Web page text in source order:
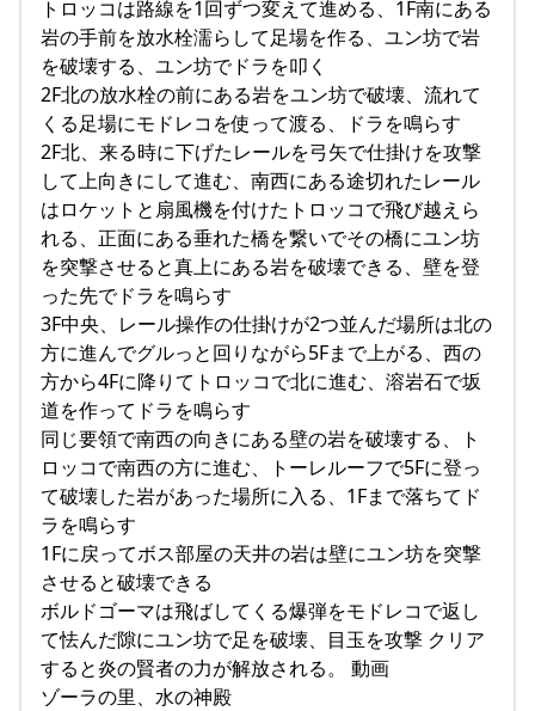
トロッコは路線を1回ずつ変えて進める、1F南にある
岩の手前を放水栓濡らして足場を作る、ユン坊で岩
を破壊する、ユン坊でドラを叩く
2F北の放水栓の前にある岩をユン坊で破壊、流れて
くる足場にモドレコを使って渡る、ドラを鳴らす
2F北、来る時に下げたレールを弓矢で仕掛けを攻撃
して上向きにして進む、南西にある途切れたレール
はロケットと扇風機を付けたトロッコで飛び越えら
れる、正面にある垂れた橋を繋いでその橋にユン坊
を突撃させると真上にある岩を破壊できる、壁を登
った先でドラを鳴らす
3F中央、レール操作の仕掛けが2つ並んだ場所は北の
方に進んでグルっと回りながら5Fまで上がる、西の
方から4Fに降りてトロッコで北に進む、溶岩石で坂
道を作ってドラを鳴らす
同じ要領で南西の向きにある壁の岩を破壊する、ト
ロッコで南西の方に進む、トーレルーフで5Fに登っ
て破壊した岩があった場所に入る、1Fまで落ちてド
ラを鳴らす
1Fに戻ってボス部屋の天井の岩は壁にユン坊を突撃
させると破壊できる
ボルドゴーマは飛ばしてくる爆弾をモドレコで返し
て怯んだ隙にユン坊で足を破壊、目玉を攻撃 クリア
すると炎の賢者の力が解放される。 動画
ゾーラの里、水の神殿